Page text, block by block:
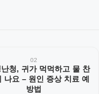
02
난청, 귀가 먹먹하고 물 찬
나요 – 원인 증상 치료 예
방법